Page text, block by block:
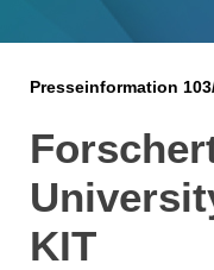
Presseinformation
KIT